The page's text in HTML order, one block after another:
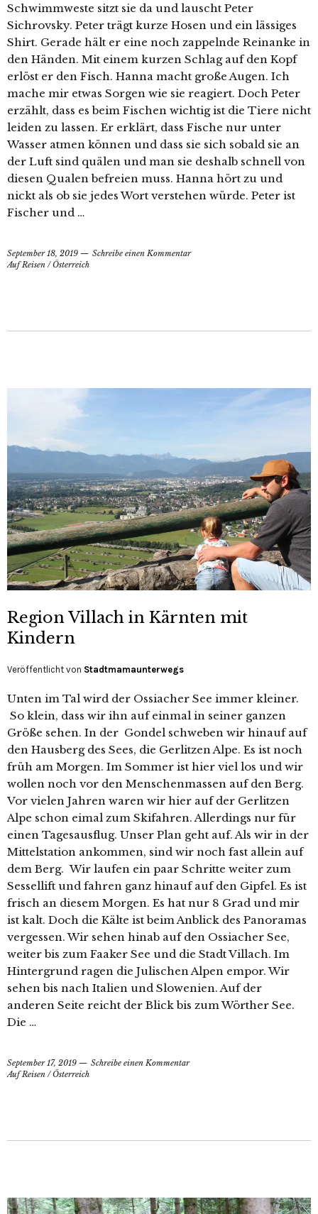
Schwimmweste sitzt sie da und lauscht Peter
Sichrovsky. Peter trägt kurze Hosen und ein lässiges
Shirt. Gerade hält er eine noch zappelnde Reinanke in
den Händen. Mit einem kurzen Schlag auf den Kopf
erlöst er den Fisch. Hanna macht große Augen. Ich
mache mir etwas Sorgen wie sie reagiert. Doch Peter
erzählt, dass es beim Fischen wichtig ist die Tiere nicht
leiden zu lassen. Er erklärt, dass Fische nur unter
Wasser atmen können und dass sie sich sobald sie an
der Luft sind quälen und man sie deshalb schnell von
diesen Qualen befreien muss. Hanna hört zu und
nickt als ob sie jedes Wort verstehen würde. Peter ist
Fischer und …
September 18, 2019
Schreibe einen Kommentar
Auf Reisen /Österreich
Region Villach in Kärnten mit
Kindern
Veröffentlicht von Stadtmamaunterwegs
Unten im Tal wird der Ossiacher See immer kleiner.
So klein, dass wir ihn auf einmal in seiner ganzen
Größe sehen. In der Gondel schweben wir hinauf auf
den Hausberg des Sees, die Gerlitzen Alpe. Es ist noch
früh am Morgen. Im Sommer ist hier viel los und wir
wollen noch vor den Menschenmassen auf den Berg.
Vor vielen Jahren waren wir hier auf der Gerlitzen
Alpe schon eimal zum Skifahren. Allerdings nur für
einen Tagesausflug. Unser Plan geht auf. Als wir in der
Mittelstation ankommen, sind wir noch fast allein auf
dem Berg. Wir laufen ein paar Schritte weiter zum
Sessellift und fahren ganz hinauf auf den Gipfel. Es ist
frisch an diesem Morgen. Es hat nur 8 Grad und mir
ist kalt. Doch die Kälte ist beim Anblick des Panoramas
vergessen. Wir sehen hinab auf den Ossiacher See,
weiter bis zum Faaker See und die Stadt Villach. Im
Hintergrund ragen die Julischen Alpen empor. Wir
sehen bis nach Italien und Slowenien. Auf der
anderen Seite reicht der Blick bis zum Wörther See.
Die …
September 17, 2019
Schreibe einen Kommentar
Auf Reisen /Österreich